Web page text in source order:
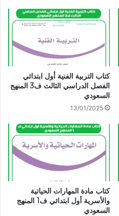
كتاب التربية الفنية أول ابتدائي
الفصل الدراسي الثالث ف3 المنهج
السعودي
13/01/2025
كتاب مادة المهارات الحياتية
والأسرية أول ابتدائي ف1 المنهج
السعودي